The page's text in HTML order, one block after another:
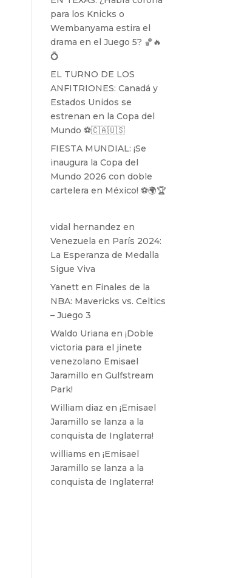
para los Knicks o
Wembanyama estira el
drama en el Juego 5? 🏀🔥
💍
EL TURNO DE LOS
ANFITRIONES: Canadá y
Estados Unidos se
estrenan en la Copa del
Mundo ⚽️🇨🇦🇺🇸
FIESTA MUNDIAL: ¡Se
inaugura la Copa del
Mundo 2026 con doble
cartelera en México! ⚽️🌍🏆
vidal hernandez en
Venezuela en París 2024:
La Esperanza de Medalla
Sigue Viva
Yanett en Finales de la
NBA: Mavericks vs. Celtics
– Juego 3
Waldo Uriana en¡Doble
victoria para el jinete
venezolano Emisael
Jaramillo en Gulfstream
Park!
William diaz en¡Emisael
Jaramillo se lanza a la
conquista de Inglaterra!
williams en¡Emisael
Jaramillo se lanza a la
conquista de Inglaterra!